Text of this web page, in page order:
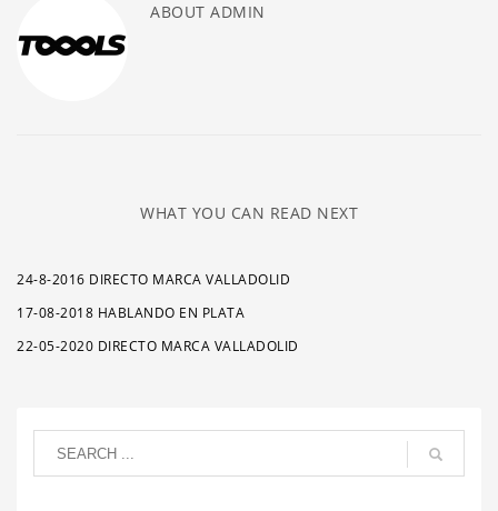
ABOUT ADMIN
WHAT YOU CAN READ NEXT
24-8-2016 DIRECTO MARCA VALLADOLID
17-08-2018 HABLANDO EN PLATA
22-05-2020 DIRECTO MARCA VALLADOLID